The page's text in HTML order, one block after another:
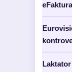
eFaktura